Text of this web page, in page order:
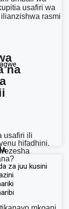
za juu kusini
usafiri wa
rasmi
na
usafiri ili
hifadhini.